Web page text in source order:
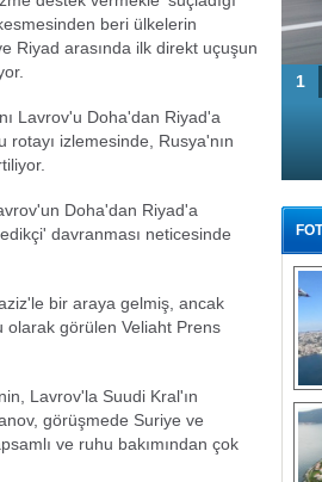
beri ülkelerin
Riyad arasında ilk direkt uçuşun
Lavrov'u Doha'dan Riyad'a
rotayı izlemesinde, Rusya'nın
Doha'dan Riyad'a
davranması neticesinde
bir araya gelmiş, ancak
olarak görülen Veliaht Prens
Lavrov'la Suudi Kral'ın
görüşmede Suriye ve
ve ruhu bakımından çok
1